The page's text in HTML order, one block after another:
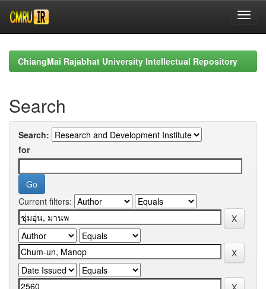
navigationChiangMai Rajabhat University Intellectual Repository
Search
Search:
for
Current filters: